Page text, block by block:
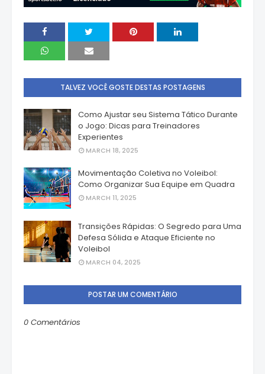
TALVEZ VOCÊ GOSTE DESTAS POSTAGENS
Como Ajustar seu Sistema Tático Durante
o Jogo: Dicas para Treinadores
Experientes
MARCH 18, 2025
Movimentação Coletiva no Voleibol:
Como Organizar Sua Equipe em Quadra
MARCH 11, 2025
Transições Rápidas: O Segredo para Uma
Defesa Sólida e Ataque Eficiente no
Voleibol
MARCH 04, 2025
POSTAR UM COMENTÁRIO
0 Comentários